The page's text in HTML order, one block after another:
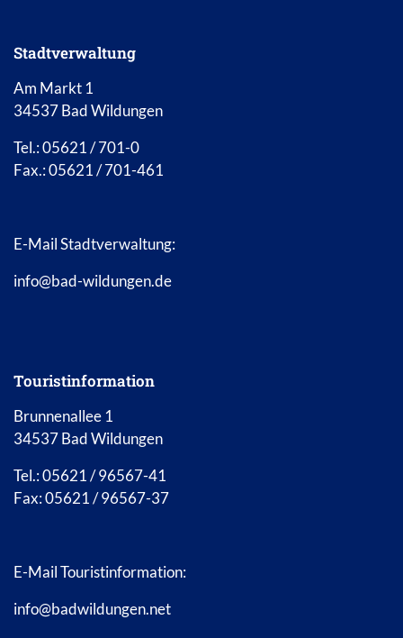
Stadtverwaltung
Am Markt 1
34537 Bad Wildungen
Tel.: 05621 / 701-0
Fax.: 05621 / 701-461
E-Mail Stadtverwaltung:
info@bad-wildungen.de
Touristinformation
Brunnenallee 1
34537 Bad Wildungen
Tel.: 05621 / 96567-41
Fax: 05621 / 96567-37
E-Mail Touristinformation:
info@badwildungen.net